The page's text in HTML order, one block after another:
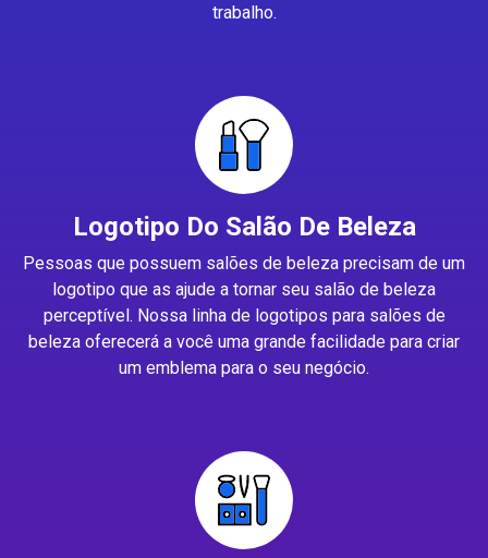
trabalho.
Logotipo Do Salão De Beleza
Pessoas que possuem salões de beleza precisam de um
logotipo que as ajude a tornar seu salão de beleza
perceptível. Nossa linha de logotipos para salões de
beleza oferecerá a você uma grande facilidade para criar
um emblema para o seu negócio.